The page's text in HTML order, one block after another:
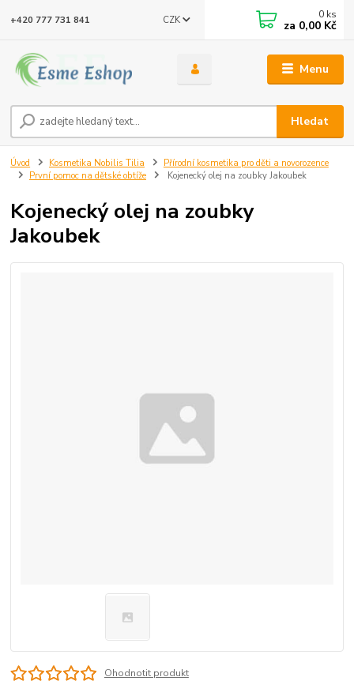
Menu
CZK
Hledat
+420 777 731 841 0 ks
za 0,00 Kč
Úvod Kosmetika Nobilis Tilia
Přírodní kosmetika pro děti a novorozence
První pomoc na dětské obtíže
Kojenecký olej na zoubky Jakoubek
Kojenecký olej na zoubky
Jakoubek
Ohodnotit produkt